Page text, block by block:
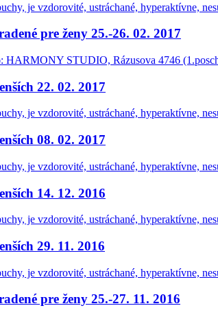
je vzdorovité, ustráchané, hyperaktívne,
pre ženy 25.-26. 02. 2017
HARMONY STUDIO, Rázusova 4746
22. 02. 2017
je vzdorovité, ustráchané, hyperaktívne,
08. 02. 2017
je vzdorovité, ustráchané, hyperaktívne,
14. 12. 2016
je vzdorovité, ustráchané, hyperaktívne,
29. 11. 2016
je vzdorovité, ustráchané, hyperaktívne,
pre ženy 25.-27. 11. 2016